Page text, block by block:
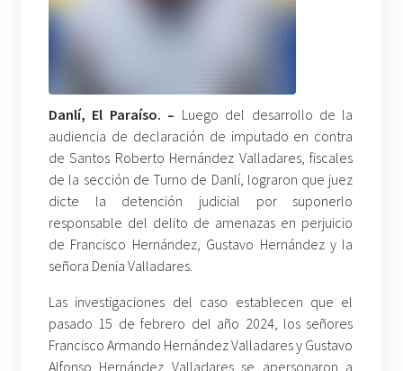
Danlí, El Paraíso. – Luego del desarrollo de la
audiencia de declaración de imputado en contra
de Santos Roberto Hernández Valladares, fiscales
de la sección de Turno de Danlí, lograron que juez
dicte la detención judicial por suponerlo
responsable del delito de amenazas en perjuicio
de Francisco Hernández, Gustavo Hernández y la
señora Denia Valladares.
Las investigaciones del caso establecen que el
pasado 15 de febrero del año 2024, los señores
Francisco Armando Hernández Valladares y Gustavo
Alfonso Hernández Valladares se apersonaron a